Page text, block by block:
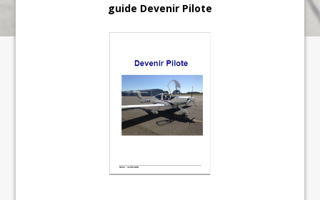
guide Devenir Pilote